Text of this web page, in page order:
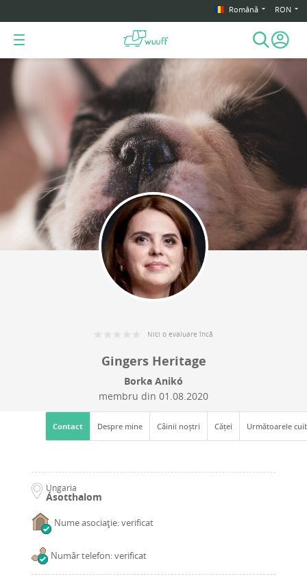
Română RON
Nici o evaluare încă
Gingers Heritage
Borka Anikó
membru din 01.08.2020
Contact Despre mine Câinii noștri Căței Următoarele
Ungaria
Ásotthalom
Nume asociație: verificat
Număr telefon: verificat